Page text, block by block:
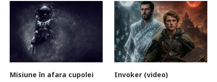
Misiune în afara cupolei Invoker (video)